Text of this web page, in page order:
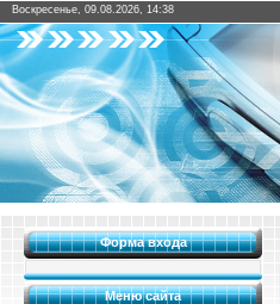
Воскресенье, 09.08.2026, 14:38
Форма входа
Меню сайта